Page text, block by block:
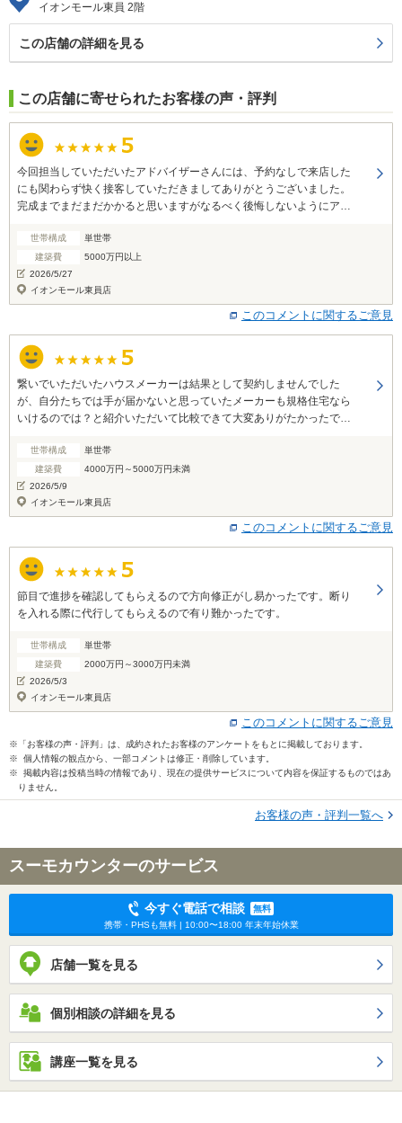
イオンモール東員 2階
この店舗の詳細を見る
この店舗に寄せられたお客様の声・評判
今回担当していただいたアドバイザーさんには、予約なしで来店した
にも関わらず快く接客していただきましてありがとうございました。
完成までまだまだかかると思いますがなるべく後悔しないようにアド
世帯構成
単世帯
建築費
5000万円以上
2026/5/27
イオンモール東員店
このコメントに関するご意見
繋いでいただいたハウスメーカーは結果として契約しませんでした
が、自分たちでは手が届かないと思っていたメーカーも規格住宅なら
いけるのでは？と紹介いただいて比較できて大変ありがたかったで
世帯構成
単世帯
建築費
4000万円～5000万円未満
2026/5/9
イオンモール東員店
このコメントに関するご意見
節目で進捗を確認してもらえるので方向修正がし易かったです。断り
を入れる際に代行してもらえるので有り難かったです。
世帯構成
単世帯
建築費
2000万円～3000万円未満
2026/5/3
イオンモール東員店
このコメントに関するご意見
※「お客様の声・評判」は、成約されたお客様のアンケートをもとに掲載しております。
※ 個人情報の観点から、一部コメントは修正・削除しています。
※ 掲載内容は投稿当時の情報であり、現在の提供サービスについて内容を保証するものではあ
りません。
お客様の声・評判一覧へ
スーモカウンターのサービス
今すぐ電話で相談
無料
携帯・PHSも無料 | 10:00〜18:00 年末年始休業
店舗一覧を見る
個別相談の詳細を見る
講座一覧を見る